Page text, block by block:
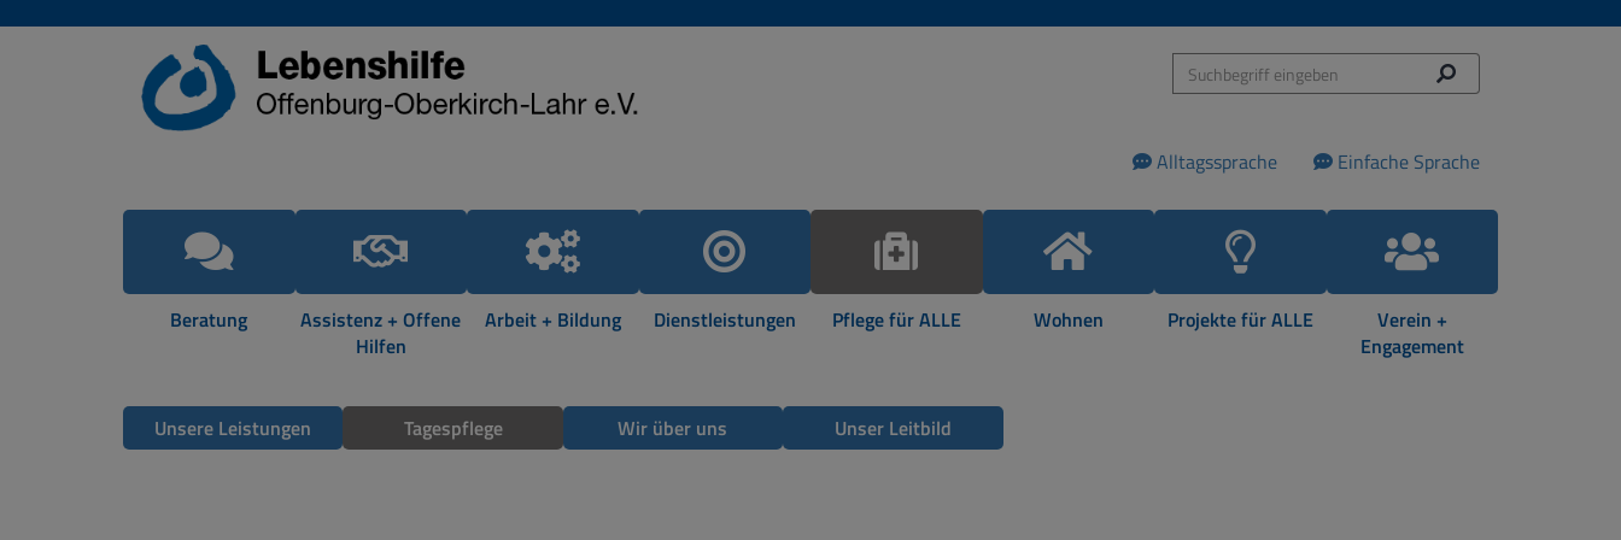
Alltagssprache Einfache Sprache
Beratung
Assistenz + Offene
Hilfen
Arbeit + Bildung Dienstleistungen Pflege für ALLE Wohnen Projekte für ALLE
Verein +
Engagement
Unsere Leistungen Tagespflege Wir über uns Unser Leitbild